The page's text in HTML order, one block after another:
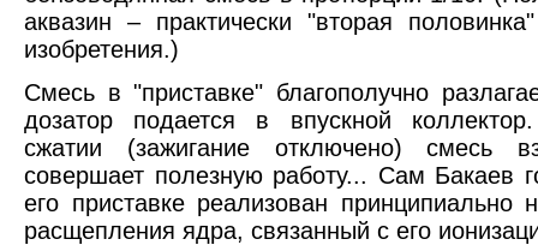
аквазин – практически "вторая половинка"
изобретения.)
Смесь в "приставке" благополучно
дозатор подается в впускной
сжатии (зажигание отключено) смесь
совершает полезную работу... Сам Бакаев
его приставке реализован принципиально
расщепления ядра, связанный с его